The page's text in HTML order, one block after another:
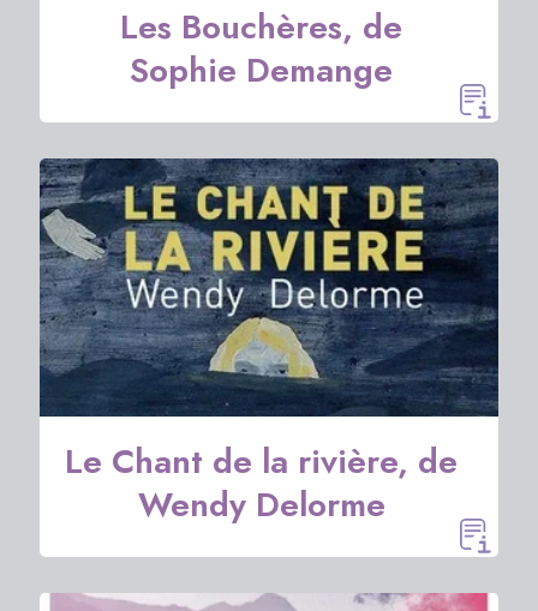
Les Bouchères, de
Sophie Demange
Le Chant de la rivière, de
Wendy Delorme